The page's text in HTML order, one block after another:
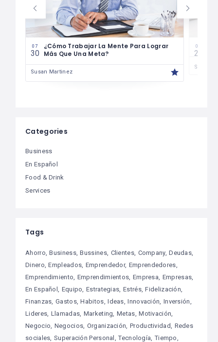
07
30
¿Cómo Trabajar La Mente Para Lograr
Más Que Una Meta?
Susan Martinez
07
29
Susan
Categories
Business
En Español
Food & Drink
Services
Tags
Ahorro Business Bussines Clientes Company Deudas
Dinero Empleados Emprendedor Emprendedores
Emprendimiento Emprendimientos Empresa Empresas
En Español Equipo Estrategias Estrés Fidelización
Finanzas Gastos Habitos Ideas Innovación Inversión
Lideres Llamadas Marketing Metas Motivación
Negocio Negocios Organización Productividad Redes
sociales Superación Personal Tecnología Tiempo